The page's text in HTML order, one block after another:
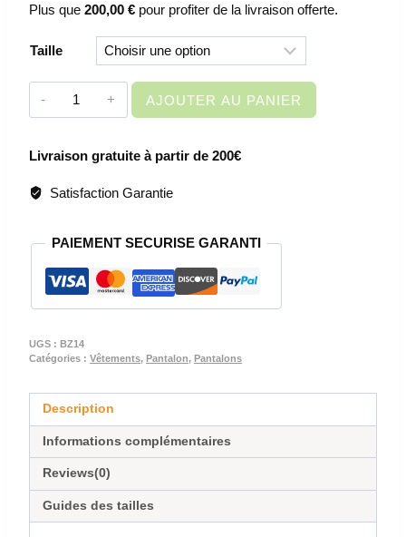
Plus que 200,00 € pour profiter de la livraison offerte.
Taille
quantité
de
DE
-
DE
SOUDEUR
IGNIFUGE
BZ14
AJOUTER AU PANIER
Livraison gratuite à partir de 200€
Satisfaction Garantie
PAIEMENT SECURISE GARANTI
UGS : BZ14
Catégories : Vêtements, Pantalon, Pantalons
Description
Informations complémentaires
Reviews(0)
Guides des tailles